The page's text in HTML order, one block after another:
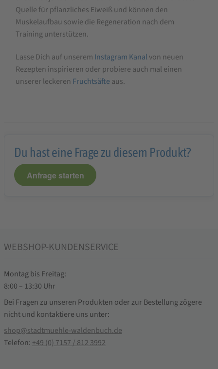
Quelle für pflanzliches Eiweiß und können den
Muskelaufbau sowie die Regeneration nach dem
Training unterstützen.
Lasse Dich auf unserem Instagram Kanal von neuen
Rezepten inspirieren oder probiere auch mal einen
unserer leckeren Fruchtsäfte aus.
Du hast eine Frage zu diesem Produkt?
Anfrage starten
WEBSHOP-KUNDENSERVICE
Montag bis Freitag:
8:00 – 13:30 Uhr
Bei Fragen zu unseren Produkten oder zur Bestellung zögere
nicht und kontaktiere uns unter:
shop@stadtmuehle-waldenbuch.de
Telefon: +49 (0) 7157 / 812 3992